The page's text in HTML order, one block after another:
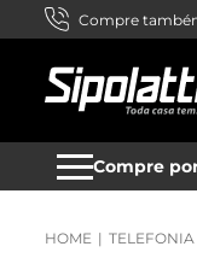
Compre
Compre
TELEFONIA